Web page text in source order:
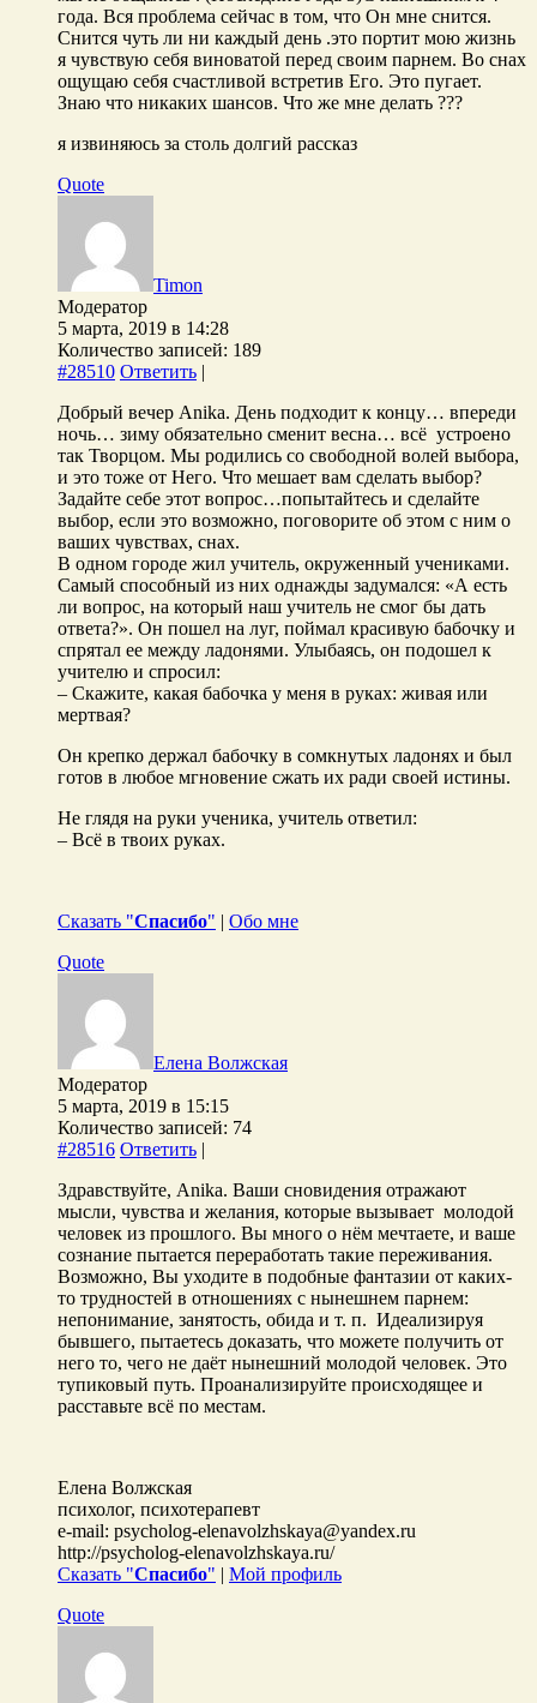
года. Вся проблема сейчас в том, что Он мне снится.
Снится чуть ли ни каждый день .это портит мою жизнь
я чувствую себя виноватой перед своим парнем. Во снах
ощущаю себя счастливой встретив Его. Это пугает.
Знаю что никаких шансов. Что же мне делать ???
я извиняюсь за столь долгий рассказ
Quote
Timon
Модератор
5 марта, 2019 в 14:28
Количество записей: 189
#28510 Ответить |
Добрый вечер Anika. День подходит к концу… впереди
ночь… зиму обязательно сменит весна… всё устроено
так Творцом. Мы родились со свободной волей выбора,
и это тоже от Него. Что мешает вам сделать выбор?
Задайте себе этот вопрос…попытайтесь и сделайте
выбор, если это возможно, поговорите об этом с ним о
ваших чувствах, снах.
В одном городе жил учитель, окруженный учениками.
Самый способный из них однажды задумался: «А есть
ли вопрос, на который наш учитель не смог бы дать
ответа?». Он пошел на луг, поймал красивую бабочку и
спрятал ее между ладонями. Улыбаясь, он подошел к
учителю и спросил:
– Скажите, какая бабочка у меня в руках: живая или
мертвая?
Он крепко держал бабочку в сомкнутых ладонях и был
готов в любое мгновение сжать их ради своей истины.
Не глядя на руки ученика, учитель ответил:
– Всё в твоих руках.
Сказать "Спасибо" | Обо мне
Quote
Елена Волжская
Модератор
5 марта, 2019 в 15:15
Количество записей: 74
#28516 Ответить |
Здравствуйте, Anika. Ваши сновидения отражают
мысли, чувства и желания, которые вызывает молодой
человек из прошлого. Вы много о нём мечтаете, и ваше
сознание пытается переработать такие переживания.
Возможно, Вы уходите в подобные фантазии от каких-
то трудностей в отношениях с нынешнем парнем:
непонимание, занятость, обида и т. п. Идеализируя
бывшего, пытаетесь доказать, что можете получить от
него то, чего не даёт нынешний молодой человек. Это
тупиковый путь. Проанализируйте происходящее и
расставьте всё по местам.
Елена Волжская
психолог, психотерапевт
e-mail: psycholog-elenavolzhskaya@yandex.ru
http://psycholog-elenavolzhskaya.ru/
Сказать "Спасибо" | Мой профиль
Quote